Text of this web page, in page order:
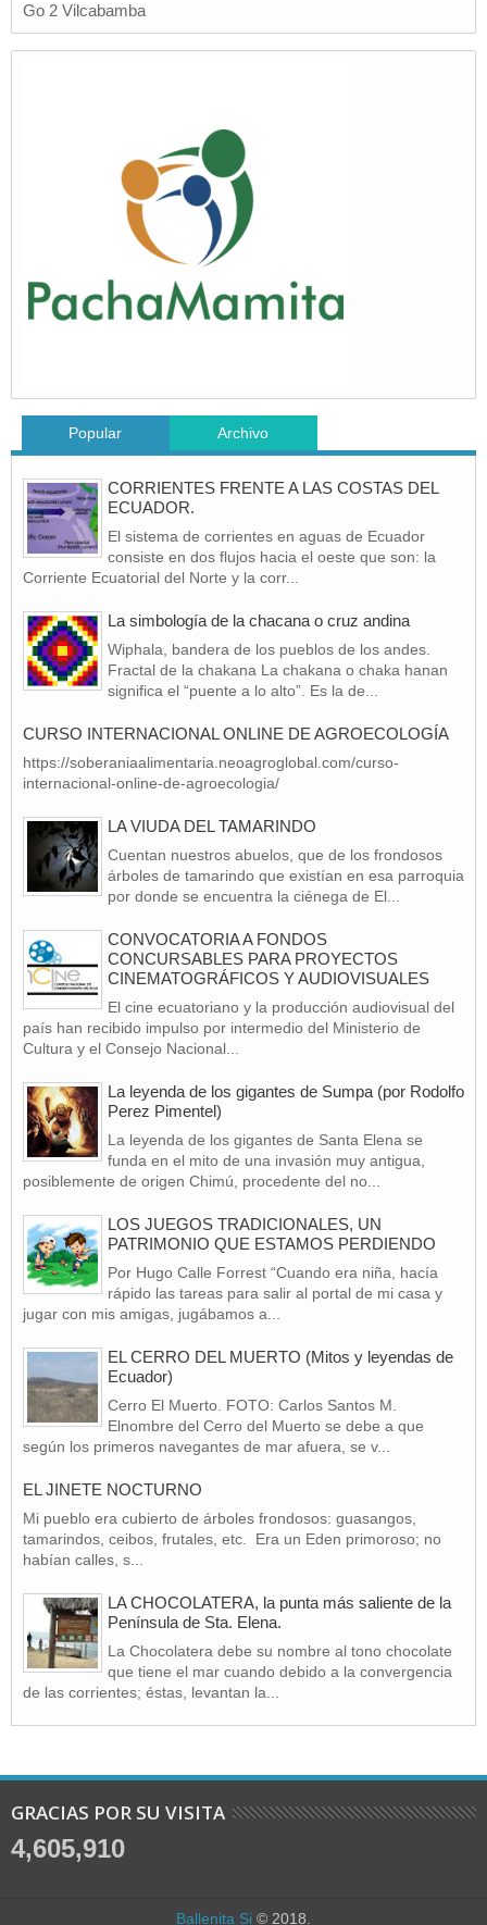
Go 2 Vilcabamba
Popular Archivo
CORRIENTES FRENTE A LAS COSTAS DEL
ECUADOR.
El sistema de corrientes en aguas de Ecuador
consiste en dos flujos hacia el oeste que son: la
Corriente Ecuatorial del Norte y la corr...
La simbología de la chacana o cruz andina
Wiphala, bandera de los pueblos de los andes.
Fractal de la chakana La chakana o chaka hanan
significa el “puente a lo alto”. Es la de...
CURSO INTERNACIONAL ONLINE DE AGROECOLOGÍA
https://soberaniaalimentaria.neoagroglobal.com/curso-
internacional-online-de-agroecologia/
LA VIUDA DEL TAMARINDO
Cuentan nuestros abuelos, que de los frondosos
árboles de tamarindo que existían en esa parroquia
por donde se encuentra la ciénega de El...
CONVOCATORIA A FONDOS
CONCURSABLES PARA PROYECTOS
CINEMATOGRÁFICOS Y AUDIOVISUALES
El cine ecuatoriano y la producción audiovisual del
país han recibido impulso por intermedio del Ministerio de
Cultura y el Consejo Nacional...
La leyenda de los gigantes de Sumpa (por Rodolfo
Perez Pimentel)
La leyenda de los gigantes de Santa Elena se
funda en el mito de una invasión muy antigua,
posiblemente de origen Chimú, procedente del no...
LOS JUEGOS TRADICIONALES, UN
PATRIMONIO QUE ESTAMOS PERDIENDO
Por Hugo Calle Forrest “Cuando era niña, hacía
rápido las tareas para salir al portal de mi casa y
jugar con mis amigas, jugábamos a...
EL CERRO DEL MUERTO (Mitos y leyendas de
Ecuador)
Cerro El Muerto. FOTO: Carlos Santos M.
Elnombre del Cerro del Muerto se debe a que
según los primeros navegantes de mar afuera, se v...
EL JINETE NOCTURNO
Mi pueblo era cubierto de árboles frondosos: guasangos,
tamarindos, ceibos, frutales, etc. Era un Eden primoroso; no
habían calles, s...
LA CHOCOLATERA, la punta más saliente de la
Península de Sta. Elena.
La Chocolatera debe su nombre al tono chocolate
que tiene el mar cuando debido a la convergencia
de las corrientes; éstas, levantan la...
GRACIAS POR SU VISITA
4,605,910
Ballenita Si © 2018.